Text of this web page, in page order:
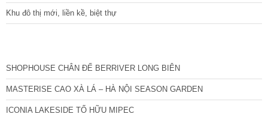
Khu đô thị mới, liền kề, biệt thự
SHOPHOUSE CHÂN ĐẾ BERRIVER LONG BIÊN
MASTERISE CAO XÀ LÁ – HÀ NỘI SEASON GARDEN
ICONIA LAKESIDE TỐ HỮU MIPEC